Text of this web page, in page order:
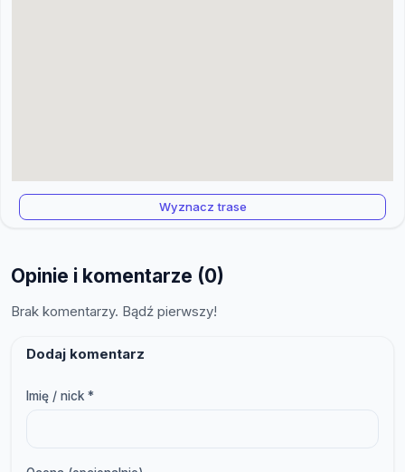
Wyznacz trase
Opinie i komentarze (0)
Brak komentarzy. Bądź pierwszy!
Dodaj komentarz
Imię / nick *